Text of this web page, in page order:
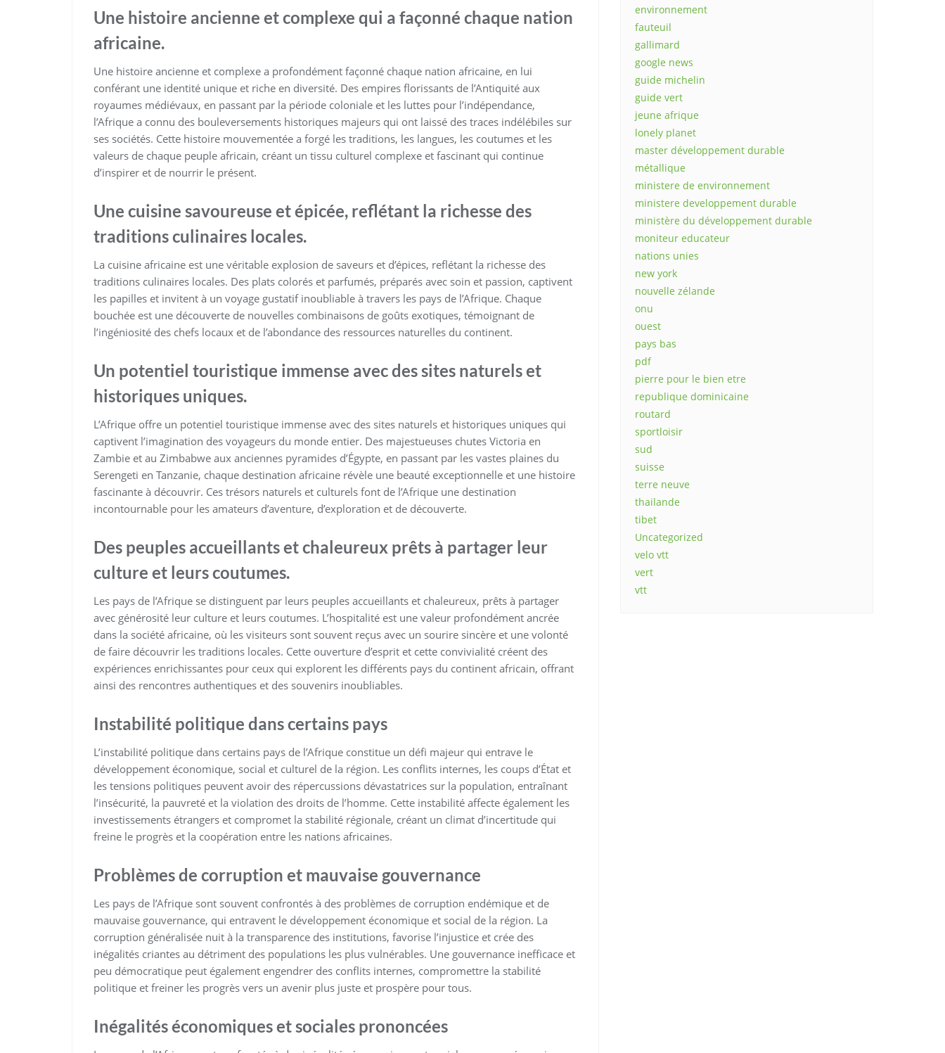
Une histoire ancienne et complexe qui a façonné chaque nation
africaine.
Une histoire ancienne et complexe a profondément façonné chaque nation africaine, en lui
conférant une identité unique et riche en diversité. Des empires florissants de l’Antiquité aux
royaumes médiévaux, en passant par la période coloniale et les luttes pour l’indépendance,
l’Afrique a connu des bouleversements historiques majeurs qui ont laissé des traces indélébiles sur
ses sociétés. Cette histoire mouvementée a forgé les traditions, les langues, les coutumes et les
valeurs de chaque peuple africain, créant un tissu culturel complexe et fascinant qui continue
d’inspirer et de nourrir le présent.
Une cuisine savoureuse et épicée, reflétant la richesse des
traditions culinaires locales.
La cuisine africaine est une véritable explosion de saveurs et d’épices, reflétant la richesse des
traditions culinaires locales. Des plats colorés et parfumés, préparés avec soin et passion, captivent
les papilles et invitent à un voyage gustatif inoubliable à travers les pays de l’Afrique. Chaque
bouchée est une découverte de nouvelles combinaisons de goûts exotiques, témoignant de
l’ingéniosité des chefs locaux et de l’abondance des ressources naturelles du continent.
Un potentiel touristique immense avec des sites naturels et
historiques uniques.
L’Afrique offre un potentiel touristique immense avec des sites naturels et historiques uniques qui
captivent l’imagination des voyageurs du monde entier. Des majestueuses chutes Victoria en
Zambie et au Zimbabwe aux anciennes pyramides d’Égypte, en passant par les vastes plaines du
Serengeti en Tanzanie, chaque destination africaine révèle une beauté exceptionnelle et une histoire
fascinante à découvrir. Ces trésors naturels et culturels font de l’Afrique une destination
incontournable pour les amateurs d’aventure, d’exploration et de découverte.
Des peuples accueillants et chaleureux prêts à partager leur
culture et leurs coutumes.
Les pays de l’Afrique se distinguent par leurs peuples accueillants et chaleureux, prêts à partager
avec générosité leur culture et leurs coutumes. L’hospitalité est une valeur profondément ancrée
dans la société africaine, où les visiteurs sont souvent reçus avec un sourire sincère et une volonté
de faire découvrir les traditions locales. Cette ouverture d’esprit et cette convivialité créent des
expériences enrichissantes pour ceux qui explorent les différents pays du continent africain, offrant
ainsi des rencontres authentiques et des souvenirs inoubliables.
Instabilité politique dans certains pays
L’instabilité politique dans certains pays de l’Afrique constitue un défi majeur qui entrave le
développement économique, social et culturel de la région. Les conflits internes, les coups d’État et
les tensions politiques peuvent avoir des répercussions dévastatrices sur la population, entraînant
l’insécurité, la pauvreté et la violation des droits de l’homme. Cette instabilité affecte également les
investissements étrangers et compromet la stabilité régionale, créant un climat d’incertitude qui
freine le progrès et la coopération entre les nations africaines.
Problèmes de corruption et mauvaise gouvernance
Les pays de l’Afrique sont souvent confrontés à des problèmes de corruption endémique et de
mauvaise gouvernance, qui entravent le développement économique et social de la région. La
corruption généralisée nuit à la transparence des institutions, favorise l’injustice et crée des
inégalités criantes au détriment des populations les plus vulnérables. Une gouvernance inefficace et
peu démocratique peut également engendrer des conflits internes, compromettre la stabilité
politique et freiner les progrès vers un avenir plus juste et prospère pour tous.
Inégalités économiques et sociales prononcées
environnement
fauteuil
gallimard
google news
guide michelin
guide vert
jeune afrique
lonely planet
master développement durable
métallique
ministere de environnement
ministere developpement durable
ministère du développement durable
moniteur educateur
nations unies
new york
nouvelle zélande
onu
ouest
pays bas
pdf
pierre pour le bien etre
republique dominicaine
routard
sportloisir
sud
suisse
terre neuve
thailande
tibet
Uncategorized
velo vtt
vert
vtt